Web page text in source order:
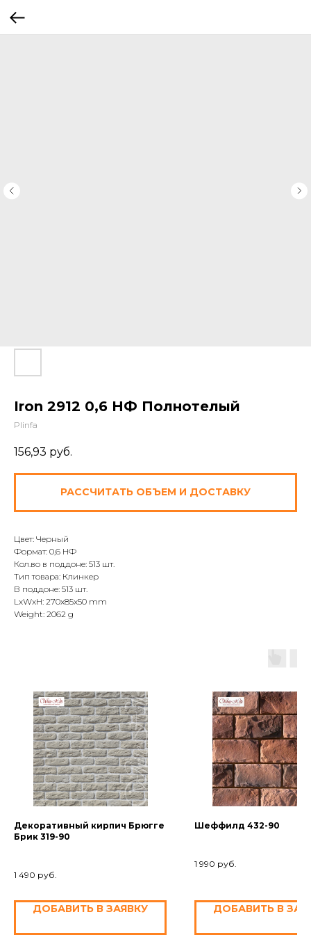
Iron 2912 0,6 НФ Полнотелый
Plinfa
156,93 руб.
РАССЧИТАТЬ ОБЪЕМ И ДОСТАВКУ
Цвет: Черный
Формат: 0,6 НФ
Кол.во в поддоне: 513 шт.
Тип товара: Клинкер
В поддоне: 513 шт.
LxWxH: 270x85x50 mm
Weight: 2062 g
Декоративный кирпич Брюгге
Брик 319-90
1 490 руб.
ДОБАВИТЬ В ЗАЯВКУ
Шеффилд 432-90
1 990 руб.
ДОБАВИТЬ В